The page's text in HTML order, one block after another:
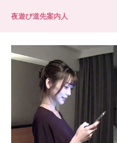
夜遊び道先案内人